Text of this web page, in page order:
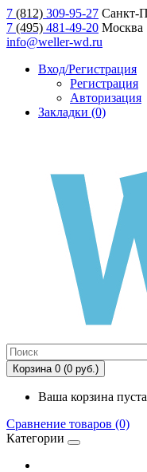
7 (812) 309-95-27 Санкт-
7 (495) 481-49-20 Москва
info@weller-wd.ru
Вход/Регистрация
Регистрация
Авторизация
Закладки (0)
Корзина 0 (0 руб.)
Ваша корзина
Сравнение товаров (0)
Категории